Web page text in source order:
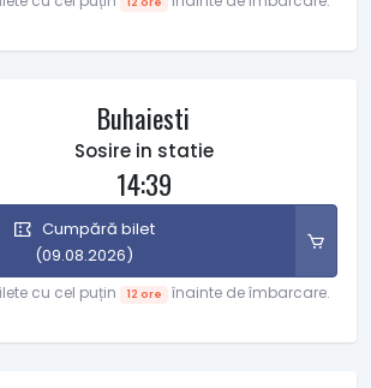
Buhaiesti
Sosire in statie
14:39
Cumpără bilet
(09.08.2026)
cu cel puțin 12 ore înainte de îmbarcare.